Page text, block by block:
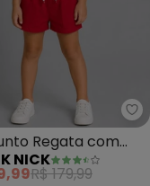
Blusa e
Regata com
Infantil (Bege)
NICK
R$ 179,99